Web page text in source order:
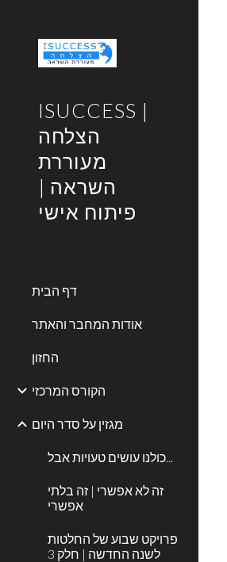
ISUCCESS |
הצלחה
מעוררת
השראה |
פיתוח אישי
דף הבית
אודות המחבר והאתר
החזון
הקורס המרכזי
מגזין על סדר היום
כולנו עושים טעויות אבל...
זה לא אפשרי | זה בלתי
אפשרי
פרויקט שבוע של החלטות
לשנה החדשה | חלק 3